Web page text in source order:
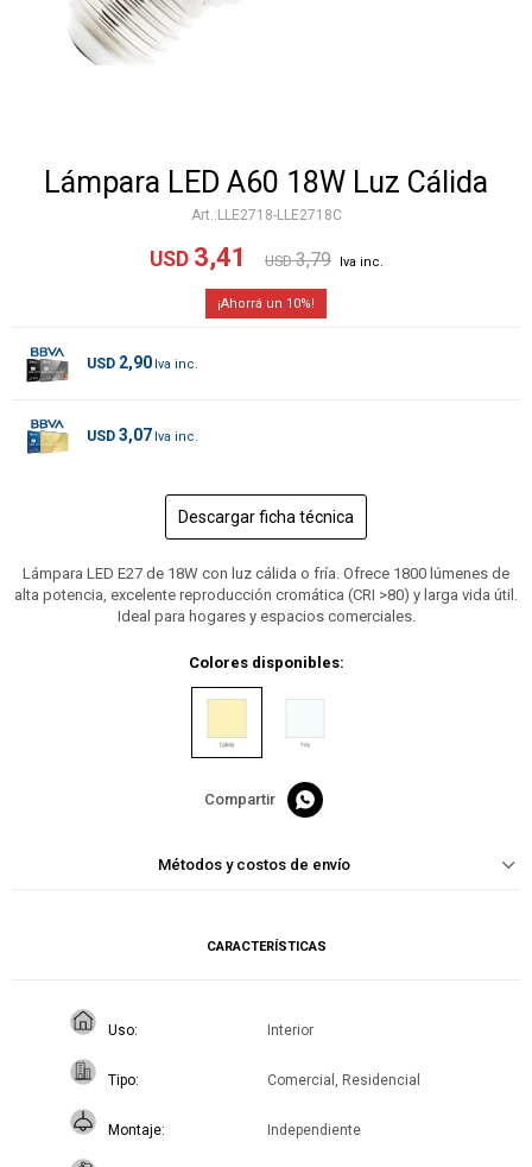
Lámpara LED A60 18W Luz Cálida
LLE2718-LLE2718C
USD 3,41 USD 3,79
10
USD 2,90
USD 3,07
Descargar ficha técnica
Lámpara LED E27 de 18W con luz cálida o fría. Ofrece 1800 lúmenes de
alta potencia, excelente reproducción cromática (CRI >80) y larga vida útil.
Ideal para hogares y espacios comerciales.
Colores disponibles:

Métodos y costos de envío
CARACTERÍSTICAS
Uso Interior
Tipo Comercial, Residencial
Montaje Independiente